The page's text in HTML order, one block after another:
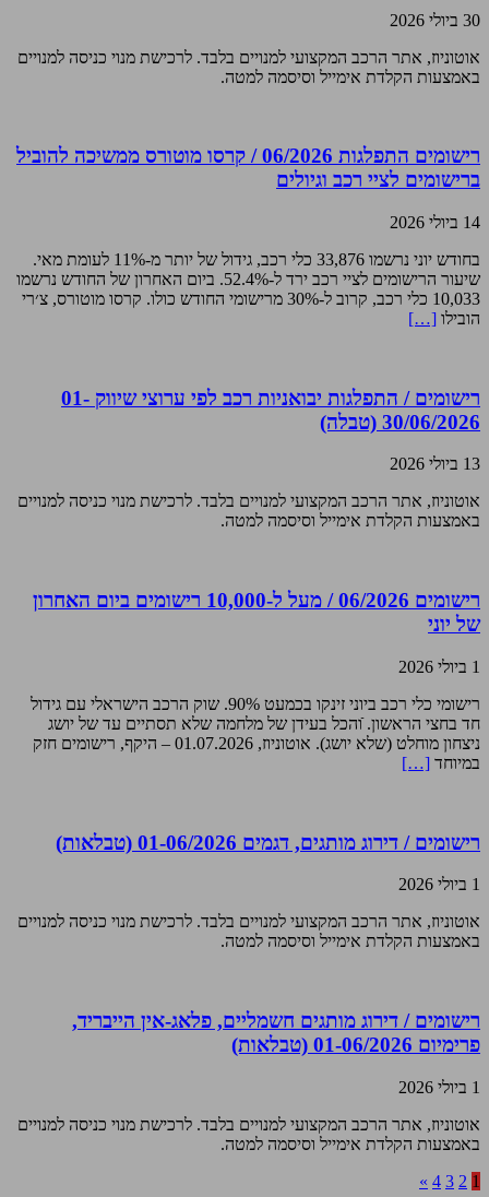
30 ביולי 2026
אוטוניוז, אתר הרכב המקצועי למנויים בלבד. לרכישת מנוי כניסה למנויים
באמצעות הקלדת אימייל וסיסמה למטה.
רישומים התפלגות 06/2026 / קרסו מוטורס ממשיכה להוביל
ברישומים לציי רכב וגיולים
14 ביולי 2026
בחודש יוני נרשמו 33,876 כלי רכב, גידול של יותר מ-11% לעומת מאי.
שיעור הרישומים לציי רכב ירד ל-52.4%. ביום האחרון של החודש נרשמו
10,033 כלי רכב, קרוב ל-30% מרישומי החודש כולו. קרסו מוטורס, צ׳רי
הובילו […]
רישומים / התפלגות יבואניות רכב לפי ערוצי שיווק 01-
30/06/2026 (טבלה)
13 ביולי 2026
אוטוניוז, אתר הרכב המקצועי למנויים בלבד. לרכישת מנוי כניסה למנויים
באמצעות הקלדת אימייל וסיסמה למטה.
רישומים 06/2026 / מעל ל-10,000 רישומים ביום האחרון
של יוני
1 ביולי 2026
רישומי כלי רכב ביוני זינקו בכמעט 90%. שוק הרכב הישראלי עם גידול
חד בחצי הראשון. ֿוהכל בעידן של מלחמה שלא תסתיים עד של יושג
ניצחון מוחלט (שלא יושג). אוטוניוז, 01.07.2026 – היקף, רישומים חזק
במיוחד […]
רישומים / דירוג מותגים, דגמים 01-06/2026 (טבלאות)
1 ביולי 2026
אוטוניוז, אתר הרכב המקצועי למנויים בלבד. לרכישת מנוי כניסה למנויים
באמצעות הקלדת אימייל וסיסמה למטה.
רישומים / דירוג מותגים חשמליים, פלאג-אין הייבריד,
פרימיום 01-06/2026 (טבלאות)
1 ביולי 2026
אוטוניוז, אתר הרכב המקצועי למנויים בלבד. לרכישת מנוי כניסה למנויים
באמצעות הקלדת אימייל וסיסמה למטה.
1
2
3
4
»